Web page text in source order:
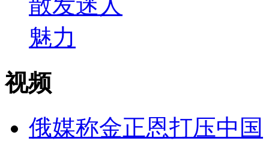
视频
俄媒称金正恩打压中国